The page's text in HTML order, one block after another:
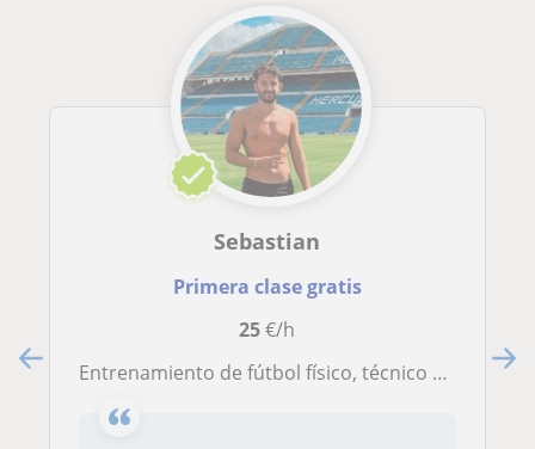
Sebastian
Primera clase gratis
25€/h
Entrenamiento de fútbol físico, técnico y táctico